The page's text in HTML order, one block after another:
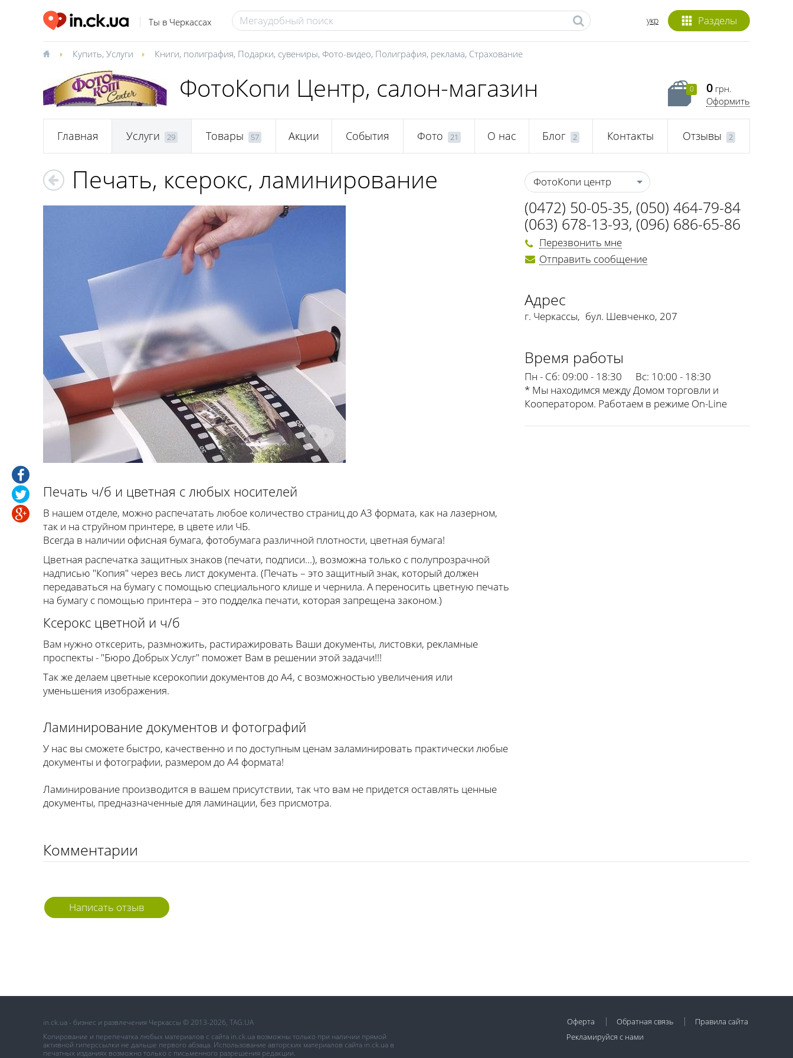
Ты в Черкассах Разделы
укр
Купить, Услуги Книги, полиграфия, Подарки, сувениры, Фото-видео, Полиграфия, реклама, Страхование
ФотоКопи Центр, салон-магазин 0 0 грн.
Оформить
Главная Услуги 29 Товары 57 Акции События Фото 21 О нас Блог 2 Контакты Отзывы 2
Печать, ксерокс, ламинирование
Печать ч/б и цветная с любых носителей
В нашем отделе, можно распечатать любое количество страниц до А3 формата, как на лазерном,
так и на струйном принтере, в цвете или ЧБ.
Всегда в наличии офисная бумага, фотобумага различной плотности, цветная бумага!
Цветная распечатка защитных знаков (печати, подписи...), возможна только с полупрозрачной
надписью "Копия" через весь лист документа. (Печать – это защитный знак, который должен
передаваться на бумагу с помощью специального клише и чернила. А переносить цветную печать
на бумагу с помощью принтера – это подделка печати, которая запрещена законом.)
Ксерокс цветной и ч/б
Вам нужно отксерить, размножить, растиражировать Ваши документы, листовки, рекламные
проспекты - "Бюро Добрых Услуг" поможет Вам в решении этой задачи!!!
Так же делаем цветные ксерокопии документов до А4, с возможностью увеличения или
уменьшения изображения.
Ламинирование документов и фотографий
У нас вы сможете быстро, качественно и по доступным ценам заламинировать практически любые
документы и фотографии, размером до А4 формата!
Ламинирование производится в вашем присутствии, так что вам не придется оставлять ценные
документы, предназначенные для ламинации, без присмотра.
ФотоКопи центр
(0472) 50-05-35, (050) 464-79-84
(063) 678-13-93, (096) 686-65-86
Перезвонить мне
Отправить сообщение
Адрес
г. Черкассы, бул. Шевченко, 207
Время работы
Пн - Сб: 09:00 - 18:30 Вс: 10:00 - 18:30
* Мы находимся между Домом торговли и
Кооператором. Работаем в режиме On-Line
Комментарии
Написать отзыв
Оферта Обратная связь
Правила сайта
Рекламируйся с нами
in.ck.ua - бизнес и развлечения Черкассы © 2013-2026, TAG.UA
Копирование и перепечатка любых материалов с сайта in.ck.ua возможны только при наличии прямой
активной гиперссылки не дальше первого абзаца. Использование авторских материалов сайта in.ck.ua в
печатных изданиях возможно только с письменного разрешения редакции.